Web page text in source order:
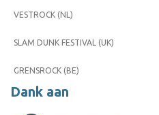
VESTROCK (NL)
SLAM DUNK FESTIVAL (UK)
GRENSROCK (BE)
Dank aan